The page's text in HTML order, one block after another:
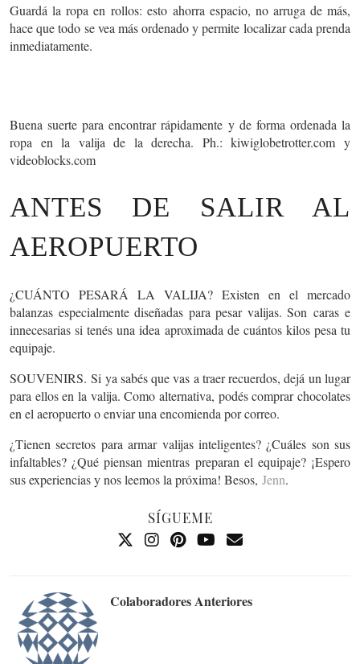
Guardá la ropa enrollos: esto ahorra espacio, no arruga de más,
hace que todo se vea más ordenado y permite localizar cada prenda
inmediatamente.
Buena suerte para encontrar rápidamente y de forma ordenada la
ropa en la valija de la derecha. Ph.: kiwiglobetrotter.com y
videoblocks.com
ANTES DE SALIR AL
AEROPUERTO
¿CUÁNTO PESARÁ LA VALIJA?Existen en el mercado
balanzas especialmente diseñadas para pesar valijas. Son carase
innecesarias si tenés una idea aproximada de cuántos kilos pesa tu
equipaje.
SOUVENIRS. Si ya sabés que vas a traer recuerdos, dejá un lugar
para ellos en la valija. Como alternativa, podés comprar chocolates
en el aeropuerto o enviar una encomienda por correo.
¿Tienen secretos para armar valijas inteligentes? ¿Cuáles son sus
infaltables? ¿Qué piensan mientras preparan el equipaje? ¡Espero
sus experiencias y nos leemos la próxima! Besos, Jenn.
SÍGUEME
Colaboradores Anteriores